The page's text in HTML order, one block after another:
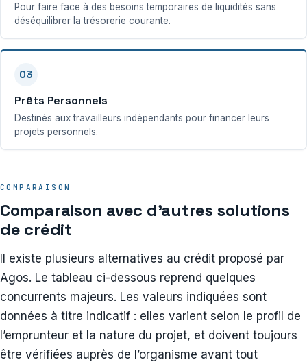
Pour faire face à des besoins temporaires de liquidités sans
déséquilibrer la trésorerie courante.
03
Prêts Personnels
Destinés aux travailleurs indépendants pour financer leurs
projets personnels.
COMPARAISON
Comparaison avec d’autres solutions
de crédit
Il existe plusieurs alternatives au crédit proposé par
Agos. Le tableau ci-dessous reprend quelques
concurrents majeurs. Les valeurs indiquées sont
données à titre indicatif : elles varient selon le profil de
l’emprunteur et la nature du projet, et doivent toujours
être vérifiées auprès de l’organisme avant tout